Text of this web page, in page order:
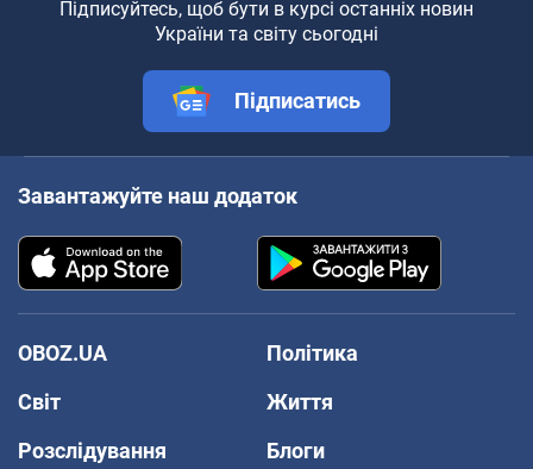
Підписуйтесь, щоб бути в курсі останніх новин
України та світу сьогодні
Підписатись
Завантажуйте наш додаток
OBOZ.UA
Політика
Світ
Життя
Розслідування
Блоги